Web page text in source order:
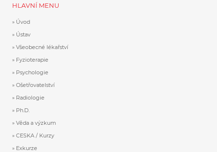
HLAVNÍ MENU
Úvod
Ústav
Všeobecné lékařství
Fyzioterapie
Psychologie
Ošetřovatelství
Radiologie
Ph.D.
Věda a výzkum
CESKA / Kurzy
Exkurze